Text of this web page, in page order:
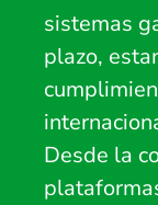
sistemas
plazo,
Desde la